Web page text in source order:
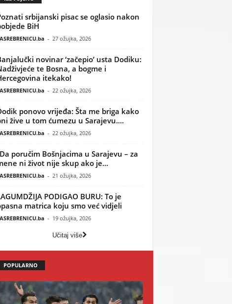
srbijanski pisac se oglasio nakon
BiH
- 27 ožujka, 2026
novinar ‘začepio’ usta Dodiku:
te Bosna, a bogme i
itekako!
- 22 ožujka, 2026
ponovo vrijeđa: Šta me briga kako
žive u tom ćumezu u Sarajevu....
- 22 ožujka, 2026
poručim Bošnjacima u Sarajevu – za
ni život nije skup ako je...
- 21 ožujka, 2026
PODIGAO BURU: To je
matrica koju smo već vidjeli
- 19 ožujka, 2026
Učitaj više
POPULARNO